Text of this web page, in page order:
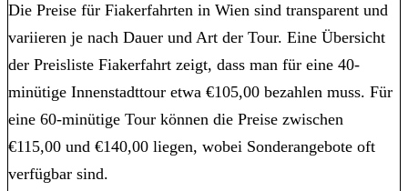
Die Preise für Fiakerfahrten in Wien sind transparent und
variieren je nach Dauer und Art der Tour. Eine Übersicht
der Preisliste Fiakerfahrt zeigt, dass man für eine 40-
minütige Innenstadttour etwa €105,00 bezahlen muss. Für
eine 60-minütige Tour können die Preise zwischen
€115,00 und €140,00 liegen, wobei Sonderangebote oft
verfügbar sind.